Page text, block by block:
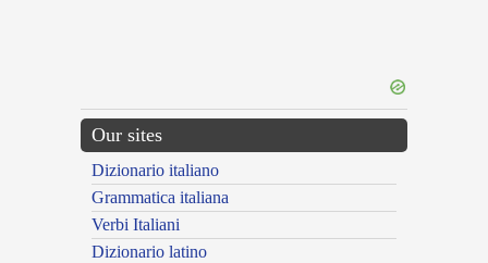
Our sites
Dizionario italiano
Grammatica italiana
Verbi Italiani
Dizionario latino